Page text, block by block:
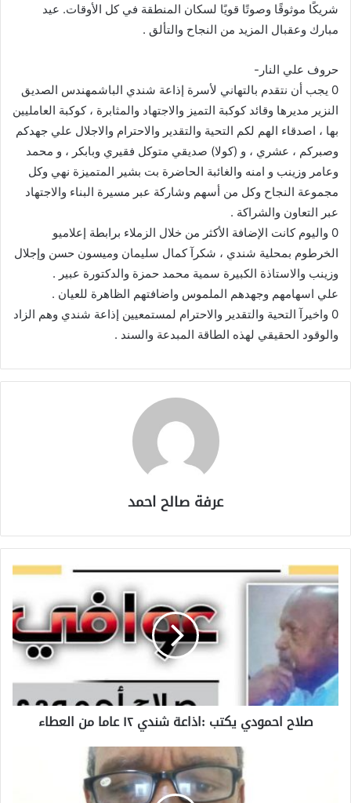
شريكًا موثوقًا وصوتًا قويًا لسكان المنطقة في كل الأوقات. عيد
مبارك وعقبال المزيد من النجاح والتألق .
حروف علي النار-
0 يجب أن نتقدم بالتهاني لأسرة إذاعة شندي الباشمهندس الصديق
النزير مديرها وقائد كوكبة التميز والاجتهاد والمثابرة ، كوكبة العامليين
بها ، اصدقاء الهم لكم التحية والتقدير والاحترام والاجلال علي جهدكم
وصبركم ، عشري ، و (كولا) صديقي متوكل فقيري وبابكر ، و محمد
وعامر وزينب و امنه والغائبة الحاضرة بت بشير المتميزة نهي وكل
مجموعة النجاح وكل من أسهم وشاركة عبر مسيرة البناء والاجتهاد
عبر التعاون والشراكة .
0 واليوم كانت الإضافة الأكثر من خلال الزملاء برابطة إعلاميو
الخرطوم بمحلية شندي ، شكرآ كمال سليمان وميسون حسن وإجلال
وزينب والاستاذة الكبيرة سمية محمد حمزة والدكتورة عبير .
علي اسهامهم وجهدهم الملموس واضافتهم الظاهرة للعيان .
0 واخيرآ التحية والتقدير والاحترام لمستمعيين إذاعة شندي وهم الزاد
والوقود الحقيقي لهذه الطاقة المبدعة والسند .
عرفة صالح احمد
صلاح احمودي يكتب :اذاعة شندي ١٢ عاما من العطاء